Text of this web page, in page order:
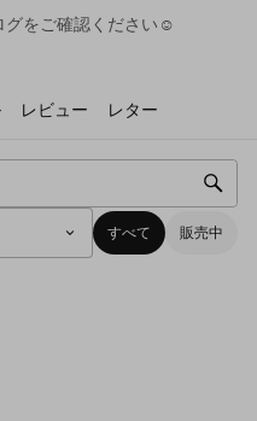
グをご確認ください☺
レビュー レター
すべて 販売中